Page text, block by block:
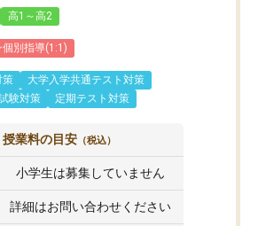
高1～高2
別指導(1:1)
策
大学入学共通テスト対策
験対策
定期テスト対策
授業料の目安 （税込）
小学生は募集していません
詳細はお問い合わせください